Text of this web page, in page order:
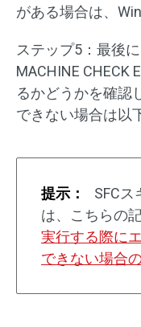
がある場合は、
ステップ5：最後
MACHINE CHECK
るかどうかを確認
できない場合は以
提示：
SFC
は、こちらの
実行する際に
できない場合